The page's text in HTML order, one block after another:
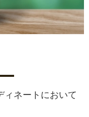
ィネートにおいて